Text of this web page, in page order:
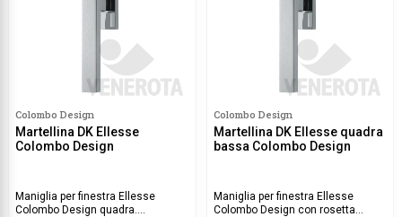
Colombo Design
Martellina DK Ellesse
Colombo Design
Maniglia per finestra Ellesse
Colombo Design quadra.
Colombo Design
Martellina DK Ellesse quadra
bassa Colombo Design
Maniglia per finestra Ellesse
Colombo Design con rosetta